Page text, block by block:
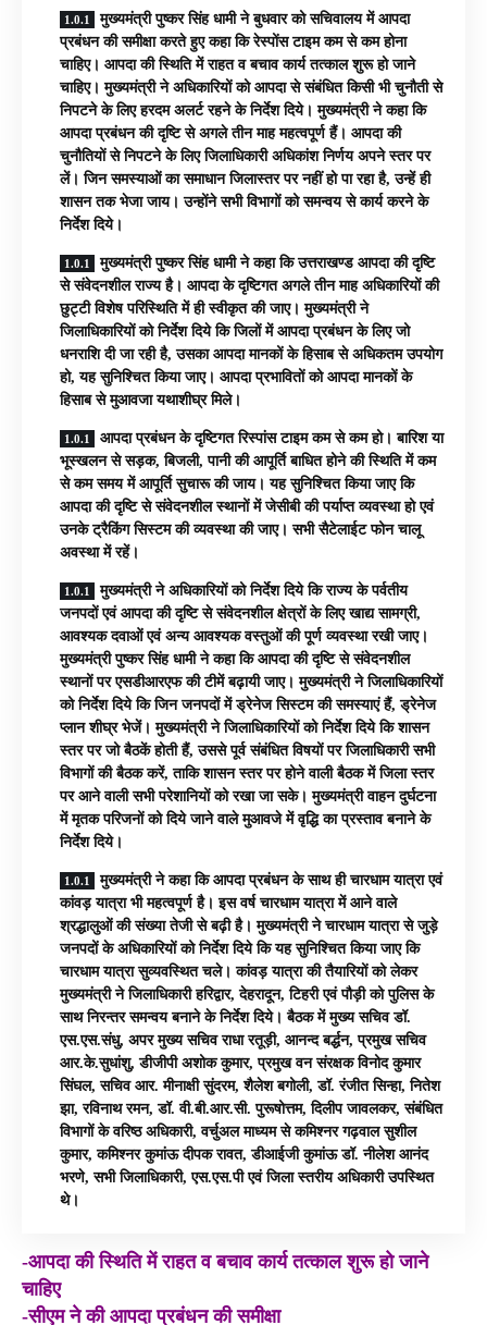
मुख्यमंत्री पुष्कर सिंह धामी ने बुधवार को सचिवालय में आपदा
प्रबंधन की समीक्षा करते हुए कहा कि रेस्पोंस टाइम कम से कम होना
चाहिए। आपदा की स्थिति में राहत व बचाव कार्य तत्काल शुरू हो जाने
चाहिए। मुख्यमंत्री ने अधिकारियों को आपदा से संबंधित किसी भी चुनौती से
निपटने के लिए हरदम अलर्ट रहने के निर्देश दिये। मुख्यमंत्री ने कहा कि
आपदा प्रबंधन की दृष्टि से अगले तीन माह महत्वपूर्ण हैं। आपदा की
चुनौतियों से निपटने के लिए जिलाधिकारी अधिकांश निर्णय अपने स्तर पर
लें। जिन समस्याओं का समाधान जिलास्तर पर नहीं हो पा रहा है, उन्हें ही
शासन तक भेजा जाय। उन्होंने सभी विभागों को समन्वय से कार्य करने के
निर्देश दिये।
मुख्यमंत्री पुष्कर सिंह धामी ने कहा कि उत्तराखण्ड आपदा की दृष्टि
से संवेदनशील राज्य है। आपदा के दृष्टिगत अगले तीन माह अधिकारियों की
छुट्टी विशेष परिस्थिति में ही स्वीकृत की जाए। मुख्यमंत्री ने
जिलाधिकारियों को निर्देश दिये कि जिलों में आपदा प्रबंधन के लिए जो
धनराशि दी जा रही है, उसका आपदा मानकों के हिसाब से अधिकतम उपयोग
हो, यह सुनिश्चित किया जाए। आपदा प्रभावितों को आपदा मानकों के
हिसाब से मुआवजा यथाशीघ्र मिले।
आपदा प्रबंधन के दृष्टिगत रिस्पांस टाइम कम से कम हो। बारिश या
भूस्खलन से सड़क, बिजली, पानी की आपूर्ति बाधित होने की स्थिति में कम
से कम समय में आपूर्ति सुचारू की जाय। यह सुनिश्चित किया जाए कि
आपदा की दृष्टि से संवेदनशील स्थानों में जेसीबी की पर्याप्त व्यवस्था हो एवं
उनके ट्रैकिंग सिस्टम की व्यवस्था की जाए। सभी सैटेलाईट फोन चालू
अवस्था में रहें।
मुख्यमंत्री ने अधिकारियों को निर्देश दिये कि राज्य के पर्वतीय
जनपदों एवं आपदा की दृष्टि से संवेदनशील क्षेत्रों के लिए खाद्य सामग्री,
आवश्यक दवाओं एवं अन्य आवश्यक वस्तुओं की पूर्ण व्यवस्था रखी जाए।
मुख्यमंत्री पुष्कर सिंह धामी ने कहा कि आपदा की दृष्टि से संवेदनशील
स्थानों पर एसडीआरएफ की टीमें बढ़ायी जाए। मुख्यमंत्री ने जिलाधिकारियों
को निर्देश दिये कि जिन जनपदों में ड्रेनेज सिस्टम की समस्याएं हैं, ड्रेनेज
प्लान शीघ्र भेजें। मुख्यमंत्री ने जिलाधिकारियों को निर्देश दिये कि शासन
स्तर पर जो बैठकें होती हैं, उससे पूर्व संबंधित विषयों पर जिलाधिकारी सभी
विभागों की बैठक करें, ताकि शासन स्तर पर होने वाली बैठक में जिला स्तर
पर आने वाली सभी परेशानियों को रखा जा सके। मुख्यमंत्री वाहन दुर्घटना
में मृतक परिजनों को दिये जाने वाले मुआवजे में वृद्धि का प्रस्ताव बनाने के
निर्देश दिये।
मुख्यमंत्री ने कहा कि आपदा प्रबंधन के साथ ही चारधाम यात्रा एवं
कांवड़ यात्रा भी महत्वपूर्ण है। इस वर्ष चारधाम यात्रा में आने वाले
श्रद्धालुओं की संख्या तेजी से बढ़ी है। मुख्यमंत्री ने चारधाम यात्रा से जुड़े
जनपदों के अधिकारियों को निर्देश दिये कि यह सुनिश्चित किया जाए कि
चारधाम यात्रा सुव्यवस्थित चले। कांवड़ यात्रा की तैयारियों को लेकर
मुख्यमंत्री ने जिलाधिकारी हरिद्वार, देहरादून, टिहरी एवं पौड़ी को पुलिस के
साथ निरन्तर समन्वय बनाने के निर्देश दिये। बैठक में मुख्य सचिव डॉ.
एस.एस.संधु, अपर मुख्य सचिव राधा रतूड़ी, आनन्द बर्द्धन, प्रमुख सचिव
आर.के.सुधांशु, डीजीपी अशोक कुमार, प्रमुख वन संरक्षक विनोद कुमार
सिंघल, सचिव आर. मीनाक्षी सुंदरम, शैलेश बगोली, डॉ. रंजीत सिन्हा, नितेश
झा, रविनाथ रमन, डॉ. वी.बी.आर.सी. पुरूषोत्तम, दिलीप जावलकर, संबंधित
विभागों के वरिष्ठ अधिकारी, वर्चुअल माध्यम से कमिश्नर गढ़वाल सुशील
कुमार, कमिश्नर कुमांऊ दीपक रावत, डीआईजी कुमांऊ डॉ. नीलेश आनंद
भरणे, सभी जिलाधिकारी, एस.एस.पी एवं जिला स्तरीय अधिकारी उपस्थित
थे।
-आपदा की स्थिति में राहत व बचाव कार्य तत्काल शुरू हो जाने
चाहिए
-सीएम ने की आपदा प्रबंधन की समीक्षा